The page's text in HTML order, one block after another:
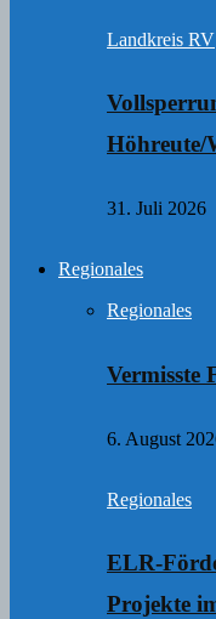
Landkreis RV
Höhreute/
31. Juli 2026
Regionales
Regionales
Vermisste
6. August
Regionales
ELR-
Projekte